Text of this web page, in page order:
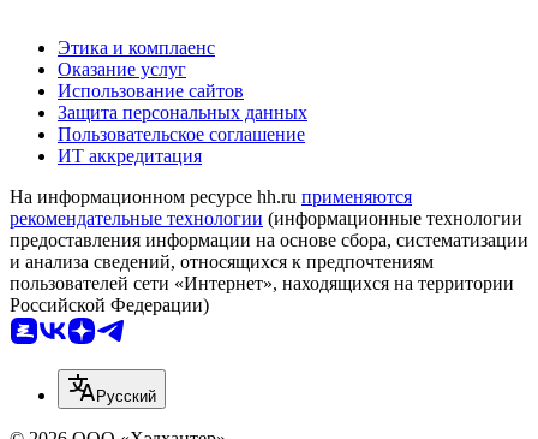
Этика и комплаенс
Оказание услуг
Использование сайтов
Защита персональных данных
Пользовательское соглашение
ИТ аккредитация
На информационном ресурсе hh.ru применяются
рекомендательные технологии (информационные технологии
предоставления информации на основе сбора, систематизации
и анализа сведений, относящихся к предпочтениям
пользователей сети «Интернет», находящихся на территории
Российской Федерации)
Русский